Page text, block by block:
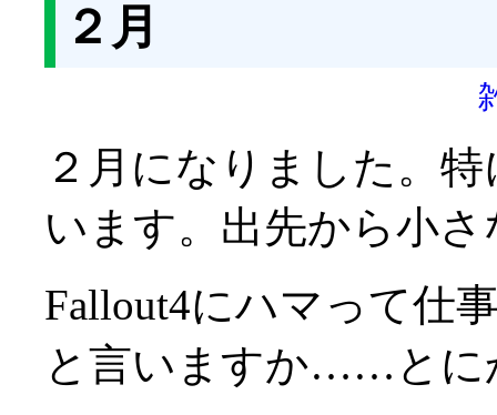
２月
２月になりました。
います。出先から小
Fallout4にハマって仕
と言いますか……とに